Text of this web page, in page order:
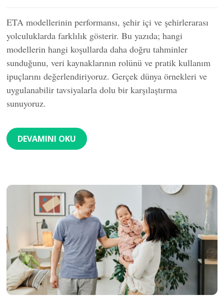
ETA modellerinin performansı, şehir içi ve şehirlerarası
yolculuklarda farklılık gösterir. Bu yazıda; hangi
modellerin hangi koşullarda daha doğru tahminler
sunduğunu, veri kaynaklarının rolünü ve pratik kullanım
ipuçlarını değerlendiriyoruz. Gerçek dünya örnekleri ve
uygulanabilir tavsiyalarla dolu bir karşılaştırma
sunuyoruz.
DEVAMINI OKU